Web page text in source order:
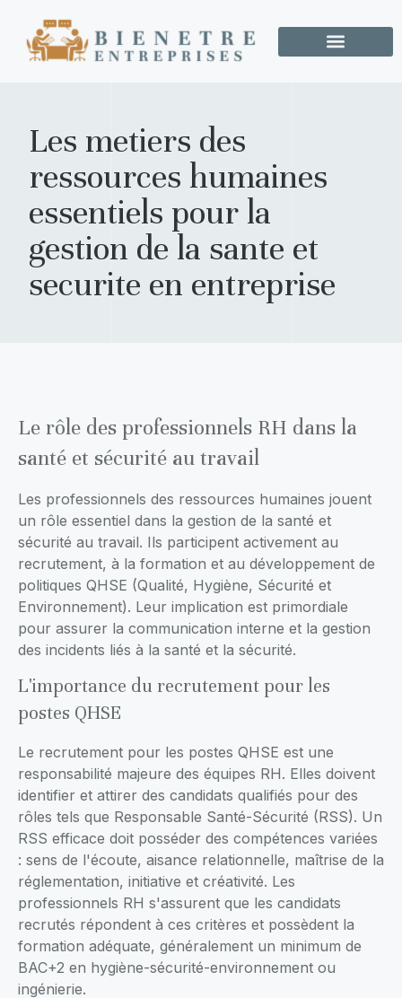
Les metiers des
ressources humaines
essentiels pour la
gestion de la sante et
securite en entreprise
Le rôle des professionnels RH dans la
santé et sécurité au travail
Les professionnels des ressources humaines jouent
un rôle essentiel dans la gestion de la santé et
sécurité au travail. Ils participent activement au
recrutement, à la formation et au développement de
politiques QHSE (Qualité, Hygiène, Sécurité et
Environnement). Leur implication est primordiale
pour assurer la communication interne et la gestion
des incidents liés à la santé et la sécurité.
L'importance du recrutement pour les
postes QHSE
Le recrutement pour les postes QHSE est une
responsabilité majeure des équipes RH. Elles doivent
identifier et attirer des candidats qualifiés pour des
rôles tels que Responsable Santé-Sécurité (RSS). Un
RSS efficace doit posséder des compétences variées
: sens de l'écoute, aisance relationnelle, maîtrise de la
réglementation, initiative et créativité. Les
professionnels RH s'assurent que les candidats
recrutés répondent à ces critères et possèdent la
formation adéquate, généralement un minimum de
BAC+2 en hygiène-sécurité-environnement ou
ingénierie.